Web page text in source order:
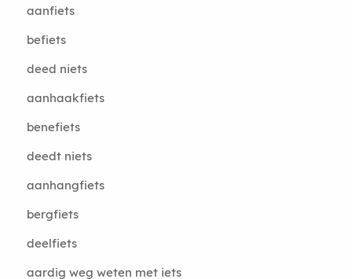
aanfiets
befiets
deed niets
aanhaakfiets
benefiets
deedt niets
aanhangfiets
bergfiets
deelfiets
aardig weg weten met iets